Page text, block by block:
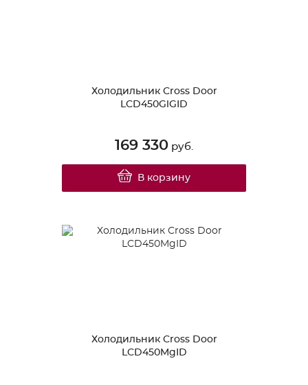
Холодильник Cross Door
LCD450GlGID
169 330 руб.
В корзину
Холодильник Cross Door
LCD450MgID